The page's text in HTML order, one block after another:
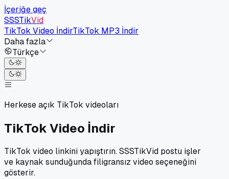
İçeriğe geç
SSSTikVid
TikTok Video İndirTikTok MP3 İndir
Daha fazla
Türkçe
Herkese açık TikTok videoları
TikTok Video İndir
TikTok video linkini yapıştırın. SSSTikVid postu işler
ve kaynak sunduğunda filigransız video seçeneğini
gösterir.